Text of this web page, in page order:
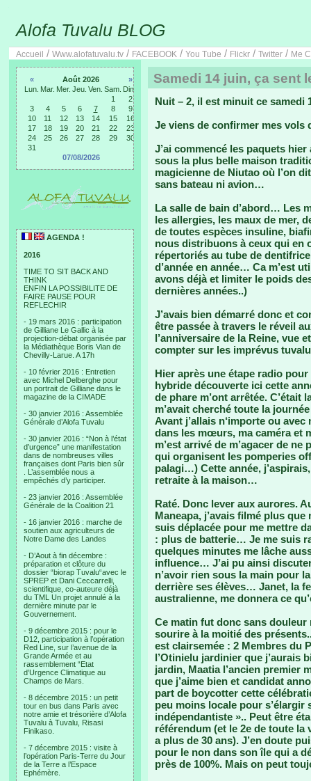
Alofa Tuvalu BLOG
Accueil / Www.alofatuvalu.tv / FACEBOOK / You Tube / Flickr / Twitter / Me
« Août 2026
»
Lun. Mar. Mer. Jeu. Ven. Sam. Dim.
1
2
3
4 5 6 7 8
9
10
11 12 13 14 15
16
17
18 19 20 21 22
23
24
25 26 27 28 29
30
31
07/08/2026
AGENDA !
2016
TIME TO SIT BACK AND
THINK
ENFIN LA POSSIBILITE DE
FAIRE PAUSE POUR
REFLECHIR
- 19 mars 2016 : participation
de Gilliane Le Gallic à la
projection-débat organisée par
la Médiathèque Boris Vian de
Chevilly-Larue. A 17h
- 10 février 2016 : Entretien
avec Michel Delberghe pour
un portrait de Gilliane dans le
magazine de la CIMADE
- 30 janvier 2016 : Assemblée
Générale d’Alofa Tuvalu
- 30 janvier 2016 : “Non à l’état
d’urgence” une manifestation
dans de nombreuses villes
françaises dont Paris bien sûr
. L’assemblée nous a
empêchés d’y participer.
- 23 janvier 2016 : Assemblée
Générale de la Coalition 21
- 16 janvier 2016 : marche de
soutien aux agriculteurs de
Notre Dame des Landes
- D’Aout à fin décembre :
préparation et clôture du
dossier “biorap Tuvalu“avec le
SPREP et Dani Ceccarrelli,
scientifique, co-auteure déjà
du TML Un projet annulé à la
dernière minute par le
Gouvernement.
- 9 décembre 2015 : pour le
D12, participation à l’opération
Red Line, sur l’avenue de la
Grande Armée et au
rassemblement “Etat
d’Urgence Climatique au
Champs de Mars.
- 8 décembre 2015 : un petit
tour en bus dans Paris avec
notre amie et trésorière d’Alofa
Tuvalu à Tuvalu, Risasi
Finikaso.
- 7 décembre 2015 : visite à
l’opération Paris-Terre du Jour
de la Terre a l’Espace
Ephémère.
Samedi 14 juin, ça sent
Nuit – 2, il est minuit ce samedi
Je viens de confirmer mes vols
J’ai commencé les paquets
sous la plus belle maison
magicienne de Niutao où l’on
sans bateau ni avion…
La salle de bain d’abord… Les
les allergies, les maux de mer,
de toutes espèces insuline,
nous distribuons à ceux qui en
répertoriés au tube de
d’année en année… Ca m’est
avons déjà et limiter le poids
dernières années..)
J’avais bien démarré donc et
être passée à travers le réveil
l’anniversaire de la Reine, vue
compter sur les imprévus
Hier après une étape radio
hybride découverte ici cette
de phare m’ont arrêtée.
m’avait cherché toute la
Avant j’allais n‘importe ou
dans les mœurs, ma caméra et
m’est arrivé de m’agacer de
qui organisent les pomperies
palagi…) Cette année,
retraite à la maison…
Raté. Donc lever aux aurores.
Maneapa, j’avais filmé plus
suis déplacée pour me mettre
: plus de batterie… Je me suis
quelques minutes me lâche
influence… J’ai pu ainsi
n’avoir rien sous la main pour
derrière ses élèves… Janet, la
australienne, me donnera ce
Ce matin fut donc sans
sourire à la moitié des
est clairsemée : 2 Membres du
l’Otinielu jardinier que j’aurais
jardin, Maatia l’ancien premier
que j’aime bien et candidat
part de boycotter cette
peu moins locale pour
indépendantiste ».. Peut être
référendum (et le 2e de toute la
a plus de 30 ans). J’en doute
pour le non dans son île qui a
près de 100%. Mais on peut